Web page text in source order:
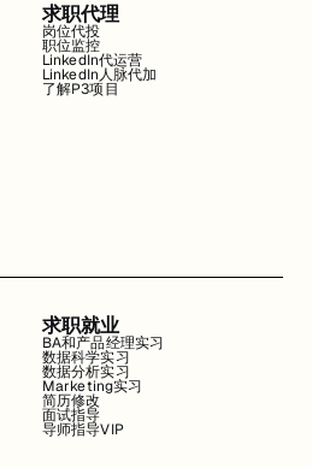
求职代理
岗位代投
职位监控
LinkedIn代运营
LinkedIn人脉代加
了解P3项目
求职就业
BA和产品经理实习
数据科学实习
数据分析实习
Marketing实习
简历修改
面试指导
导师指导VIP